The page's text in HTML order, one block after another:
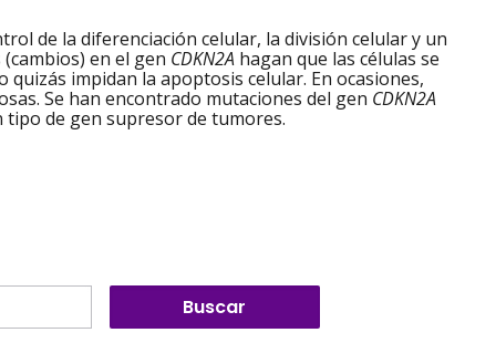
de la diferenciación celular, la división celular y un
en el gen CDKN2A hagan que las células se
impidan la apoptosis celular. En ocasiones,
Se han encontrado mutaciones del gen CDKN2A
tipo de gen supresor de tumores.